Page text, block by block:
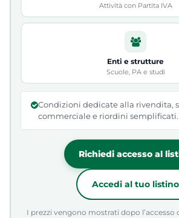
Attività con Partita IVA
Enti e strutture
Scuole, PA e studi
Condizioni dedicate alla rivendita,
commerciale e riordini semplificati.
Richiedi accesso al
Accedi al tuo listino
I prezzi vengono mostrati dopo l’accesso